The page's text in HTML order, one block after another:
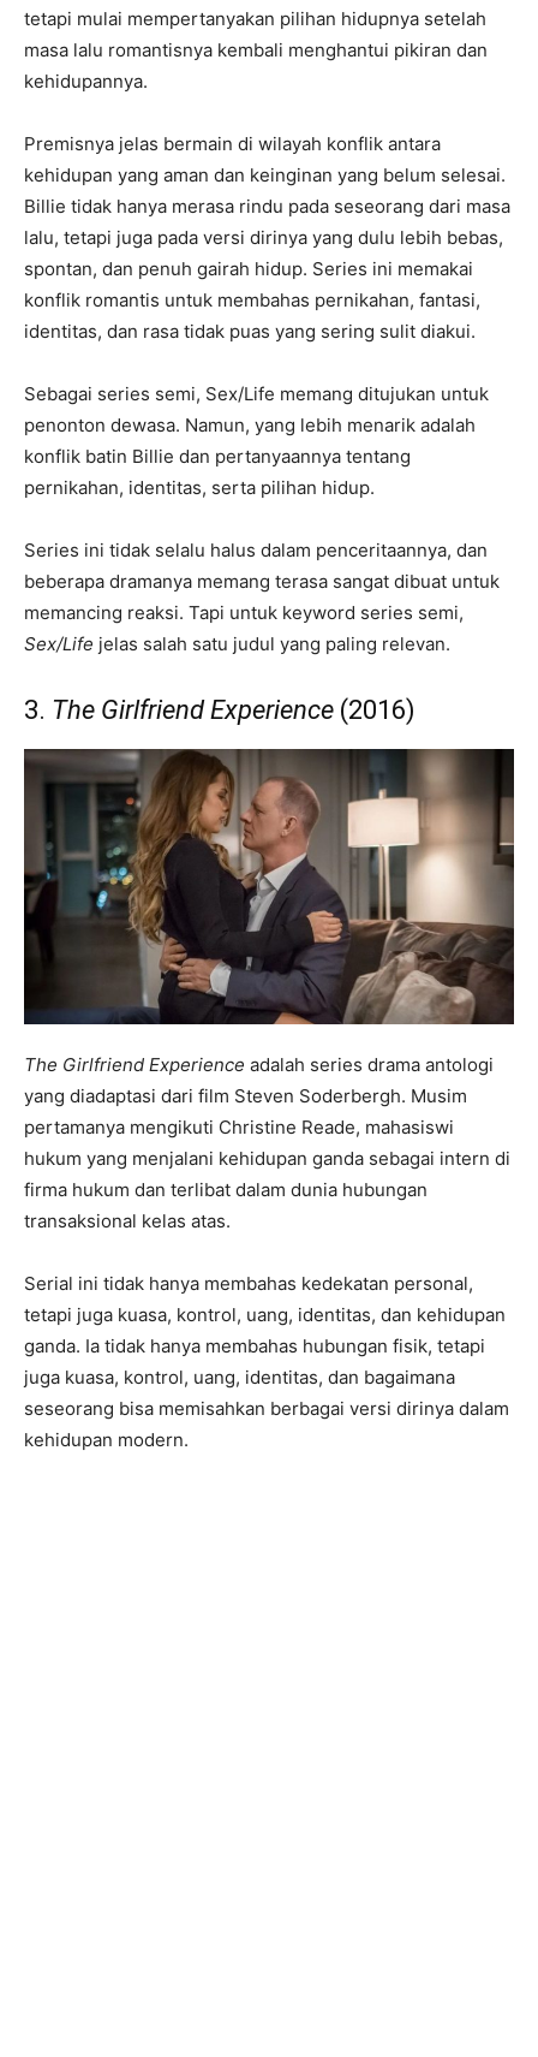
tetapi mulai mempertanyakan pilihan hidupnya setelah
masa lalu romantisnya kembali menghantui pikiran dan
kehidupannya.
Premisnya jelas bermain di wilayah konflik antara
kehidupan yang aman dan keinginan yang belum selesai.
Billie tidak hanya merasa rindu pada seseorang dari masa
lalu, tetapi juga pada versi dirinya yang dulu lebih bebas,
spontan, dan penuh gairah hidup. Series ini memakai
konflik romantis untuk membahas pernikahan, fantasi,
identitas, dan rasa tidak puas yang sering sulit diakui.
Sebagai series semi, Sex/Life memang ditujukan untuk
penonton dewasa. Namun, yang lebih menarik adalah
konflik batin Billie dan pertanyaannya tentang
pernikahan, identitas, serta pilihan hidup.
Series ini tidak selalu halus dalam penceritaannya, dan
beberapa dramanya memang terasa sangat dibuat untuk
memancing reaksi. Tapi untuk keyword series semi,
Sex/Life jelas salah satu judul yang paling relevan.
3. The Girlfriend Experience (2016)
The Girlfriend Experience adalah series drama antologi
yang diadaptasi dari film Steven Soderbergh. Musim
pertamanya mengikuti Christine Reade, mahasiswi
hukum yang menjalani kehidupan ganda sebagai intern di
firma hukum dan terlibat dalam dunia hubungan
transaksional kelas atas.
Serial ini tidak hanya membahas kedekatan personal,
tetapi juga kuasa, kontrol, uang, identitas, dan kehidupan
ganda. Ia tidak hanya membahas hubungan fisik, tetapi
juga kuasa, kontrol, uang, identitas, dan bagaimana
seseorang bisa memisahkan berbagai versi dirinya dalam
kehidupan modern.